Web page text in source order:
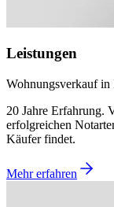
Leistungen
Wohnungsverkauf in
20 Jahre Erfahrung.
erfolgreichen
Käufer findet.
Mehr erfahren